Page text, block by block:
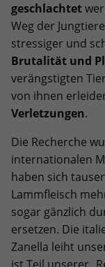
geschlachtet
Weg der
stressiger und
Brutalität und
verängstigten
von ihnen
Verletzungen.
Die Recherche
internationalen
haben sich
Lammfleisch
sogar gänzlich
ersetzen. Die
Zanella leiht